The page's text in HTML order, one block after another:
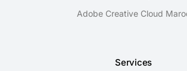
Adobe Creative Cloud
Services